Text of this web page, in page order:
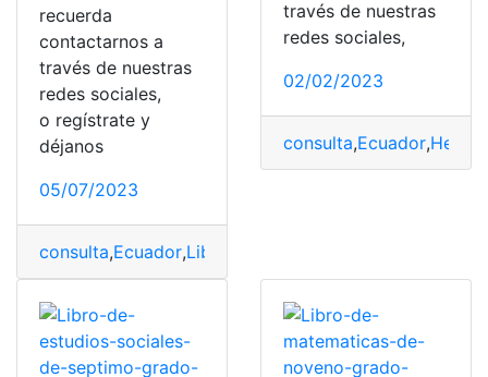
recuerda
contactarnos a
través de nuestras
redes sociales,
o regístrate y
déjanos
05/07/2023
consulta,Ecuador,Libros
través de nuestras
redes sociales,
02/02/2023
consulta,Ecuador,